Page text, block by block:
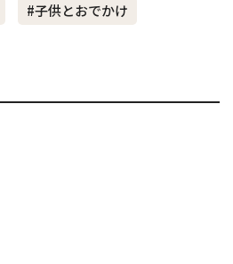
#子供とおでかけ